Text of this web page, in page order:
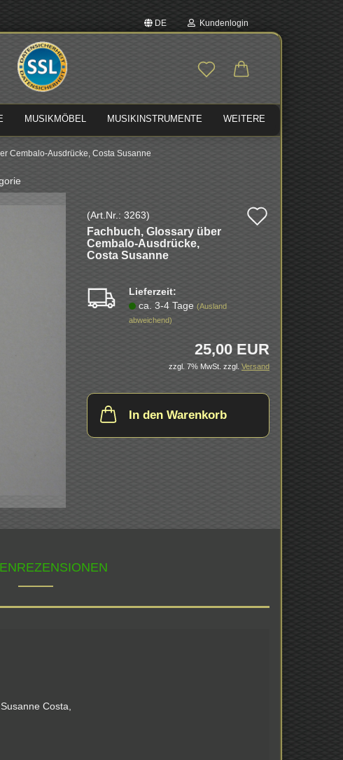
DE
auswählen
Kundenlogin
Passwort
Konto erstellen
Passwort vergessen?
MUSIKMÖBEL MUSIKINSTRUMENTE WEITERE
Cembalo-Ausdrücke, Costa Susanne
(Art.Nr.: 3263)
Fach­buch, Glos­sa­ry über
Cembalo-​Ausdrücke,
Costa Su­san­ne
Lieferzeit:
ca. 3-4 Tage (Ausland
abweichend)
25,00 EUR
zzgl. 7% MwSt. zzgl. Versand
In den Warenkorb
Costa,